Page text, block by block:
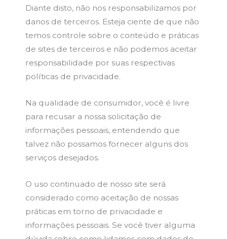
Diante disto, não nos responsabilizamos por
danos de terceiros. Esteja ciente de que não
temos controle sobre o conteúdo e práticas
de sites de terceiros e não podemos aceitar
responsabilidade por suas respectivas
políticas de privacidade.
Na qualidade de consumidor, você é livre
para recusar a nossa solicitação de
informações pessoais, entendendo que
talvez não possamos fornecer alguns dos
serviços desejados.
O uso continuado de nosso site será
considerado como aceitação de nossas
práticas em torno de privacidade e
informações pessoais. Se você tiver alguma